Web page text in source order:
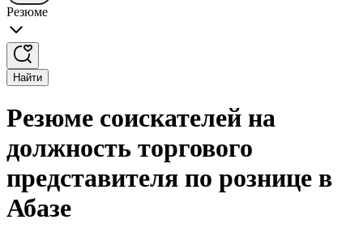
Резюме
Найти
Резюме соискателей на
должность торгового
представителя по рознице в
Абазе